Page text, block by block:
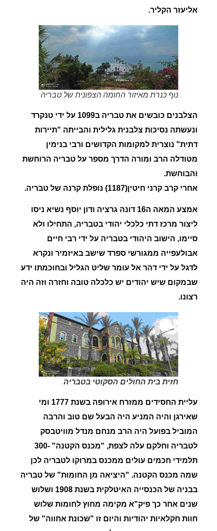
אליעזר הקליר.
נוף כנרת מאיזור החומה הצפונית של טבריה
הצלבנים
כובשים את טבריה ב1099 על ידי טנקרד
ונעשתה נסיכות צלבנית גלילית והבייתה "תיירות
דתית" נוצרית למקומות הקדושים ורבי בנימין
מטודלה הרב ומורה הדרך מספר על טבריה הרוחשת
והבוחשת.
אחרי קרב קרני חיטין(1187) נופלת קרנה של טבריה.
אמצע המאה ה16 דונה גרציה ודון יוסף נשיא ניסו
ליצור מרכז דתי כלכלי יהודי בטבריה, התחילו ולא
סיימו, הישוב היהודי בטבריה על ידי רבי חיים
אבולעפייה ממגורשי ספרד שישב באיזמיר ונקרא
לדגל על ידי דהר אל עומר שליט הגליל ובחוכמתו ידע
שבמקום שיש יהודים יש כלכלה טובה וחזרה וזה היה
רצונו.
חזית בית החולים הסקוטי בטבריה
עליית החסידים
ממזרח אירופה בשנת 1777 ומי
שאירגן והיה המניע היה הבעל שם טוב והרבה
המוביל בפועל היה הרב מנחם מנדל מוויטבסק
לטבריה וחלקם עלה לצפת, "מכנס הקטנה
" -300
תלמידי חכמים עולים ממכנס במרוקו לטבריה לכן
שמה מכנס הקטנה. "היציאה מן החומות" של טבריה
בבניה של הכנסייה האיטלקית
בשנת 1908 ושלוש
שנים אחר כך פיק"א מקימה מחוץ לחומות שלוש
חוות חקלאיות יהודיות והיום זו "שכונת אחווה" של